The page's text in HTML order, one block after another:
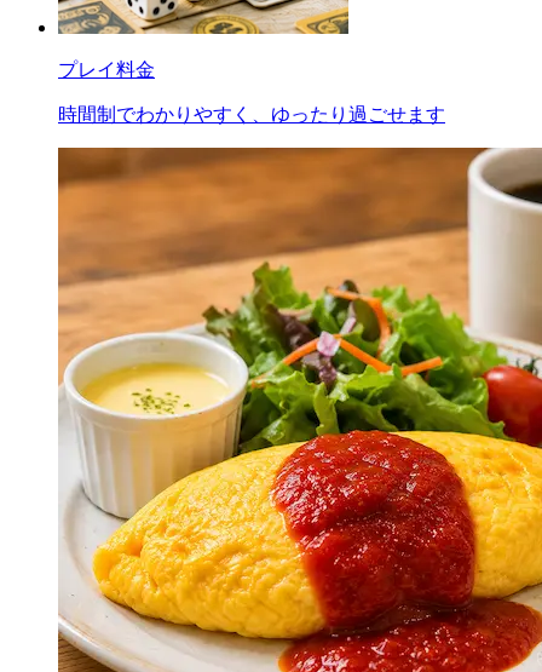
プレイ料金
時間制でわかりやすく、ゆったり過ごせます